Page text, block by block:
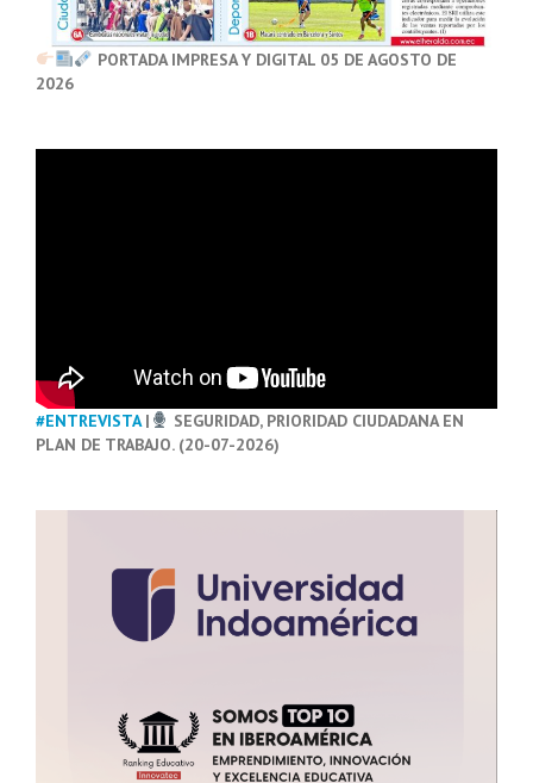
PORTADA IMPRESA Y DIGITAL 05 DE AGOSTO DE
2026
#ENTREVISTA|
SEGURIDAD, PRIORIDAD CIUDADANA EN
PLAN DE TRABAJO. (20-07-2026)